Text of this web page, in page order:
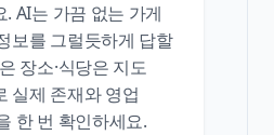
AI는 가끔 없는 가게
보를 그럴듯하게 답할
장소·식당은 지도
실제 존재와 영업
한 번 확인하세요.